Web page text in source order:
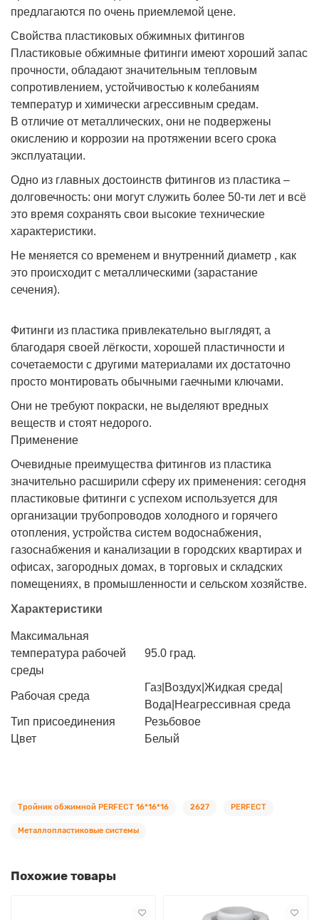
предлагаются по очень приемлемой цене.
Свойства пластиковых обжимных фитингов
Пластиковые обжимные фитинги имеют хороший запас
прочности, обладают значительным тепловым
сопротивлением, устойчивостью к колебаниям
температур и химически агрессивным средам.
В отличие от металлических, они не подвержены
окислению и коррозии на протяжении всего срока
эксплуатации.
Одно из главных достоинств фитингов из пластика –
долговечность: они могут служить более 50-ти лет и всё
это время сохранять свои высокие технические
характеристики.
Не меняется со временем и внутренний диаметр , как
это происходит с металлическими (зарастание
сечения).
Фитинги из пластика привлекательно выглядят, а
благодаря своей лёгкости, хорошей пластичности и
сочетаемости с другими материалами их достаточно
просто монтировать обычными гаечными ключами.
Они не требуют покраски, не выделяют вредных
веществ и стоят недорого.
Применение
Очевидные преимущества фитингов из пластика
значительно расширили сферу их применения: сегодня
пластиковые фитинги с успехом используется для
организации трубопроводов холодного и горячего
отопления, устройства систем водоснабжения,
газоснабжения и канализации в городских квартирах и
офисах, загородных домах, в торговых и складских
помещениях, в промышленности и сельском хозяйстве.
Характеристики
Максимальная
температура рабочей
среды
95.0 град.
Рабочая среда
Газ|Воздух|Жидкая среда|
Вода|Неагрессивная среда
Тип присоединения
Резьбовое
Цвет
Белый
Тройник обжимной PERFEСT 16*16*16 2627 PERFEСT
Металлопластиковые системы
Похожие товары